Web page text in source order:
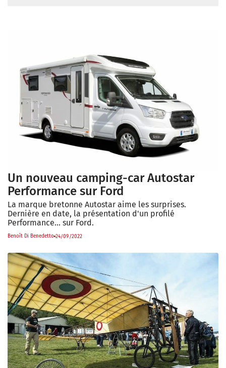
Un nouveau camping-car Autostar
Performance sur Ford
La marque bretonne Autostar aime les surprises.
Dernière en date, la présentation d'un profilé
Performance... sur Ford.
Benoît Di Benedetto 24/09/2022